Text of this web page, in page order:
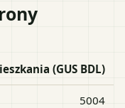
(GUS BDL)
5004